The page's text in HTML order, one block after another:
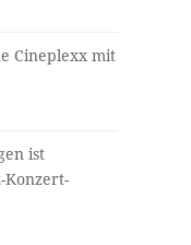
Cineplexx mit
ist
Konzert-